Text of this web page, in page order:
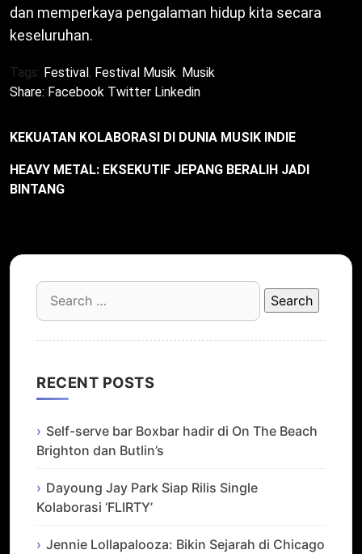
dan memperkaya pengalaman hidup kita secara
keseluruhan.
Tags: Festival , Festival Musik, Musik
Share: Facebook Twitter Linkedin
KEKUATAN KOLABORASI DI DUNIA MUSIK INDIE
HEAVY METAL: EKSEKUTIF JEPANG BERALIH JADI
BINTANG
Search
for:
RECENT POSTS
Self-serve bar Boxbar hadir di On The Beach
Brighton dan Butlin’s
Dayoung Jay Park Siap Rilis Single
Kolaborasi ‘FLIRTY’
Jennie Lollapalooza: Bikin Sejarah di Chicago